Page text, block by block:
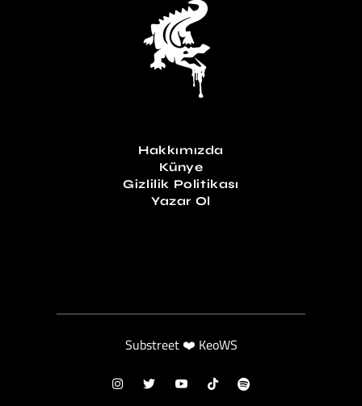
Hakkımızda
Künye
Gizlilik Politikası
Yazar Ol
Substreet ❤️ KeoWS